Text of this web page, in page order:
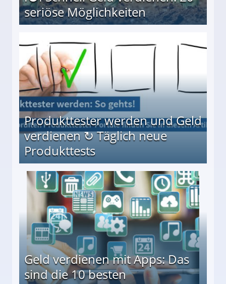
seriöse Möglichkeiten
Produkttester werden und Geld
verdienen ↻ Täglich neue
Produkttests
↻ Täglich neue Produkttests
Geld verdienen mit Apps: Das
sind die 10 besten